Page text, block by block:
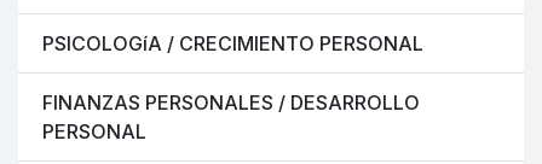
PSICOLOGíA / CRECIMIENTO PERSONAL
FINANZAS PERSONALES / DESARROLLO
PERSONAL